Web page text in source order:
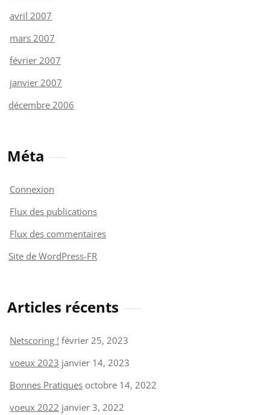
avril 2007
mars 2007
février 2007
janvier 2007
décembre 2006
Méta
Connexion
Flux des publications
Flux des commentaires
Site de WordPress-FR
Articles récents
Netscoring ! février 25, 2023
voeux 2023 janvier 14, 2023
Bonnes Pratiques octobre 14, 2022
voeux 2022 janvier 3, 2022